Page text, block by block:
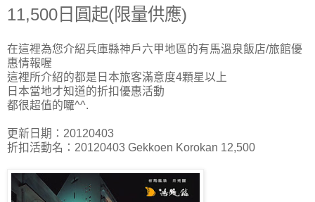
11,500日圓起(限量供應)
在這裡為您介紹兵庫縣神戶六甲地區的有馬溫泉飯店/旅館優
惠情報喔
這裡所介紹的都是日本旅客滿意度4顆星以上
日本當地才知道的折扣優惠活動
都很超值的囉^^.
更新日期：20120403
折扣活動名：20120403 Gekkoen Korokan 12,500